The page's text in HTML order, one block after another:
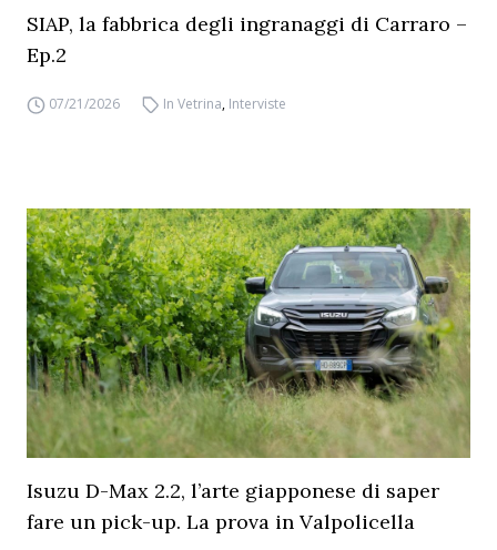
SIAP, la fabbrica degli ingranaggi di Carraro –
Ep.2
07/21/2026 In Vetrina, Interviste
Isuzu D-Max 2.2, l’arte giapponese di saper
fare un pick-up. La prova in Valpolicella